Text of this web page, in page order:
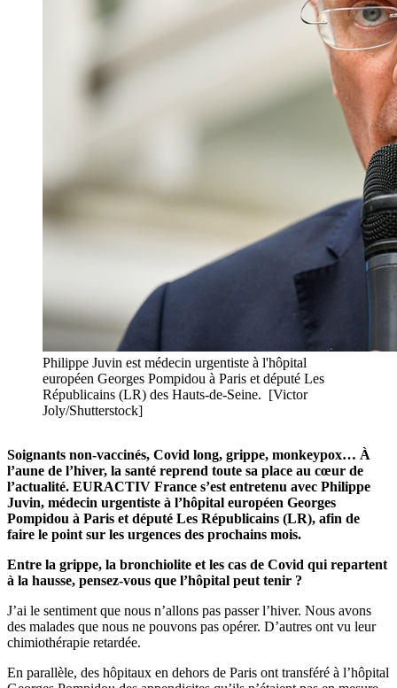
Philippe Juvin est médecin urgentiste à l'hôpital
européen Georges Pompidou à Paris et député Les
Républicains (LR) des Hauts-de-Seine. [Victor
Joly/Shutterstock]
Soignants non-vaccinés, Covid long, grippe, monkeypox… À
l’aune de l’hiver, la santé reprend toute sa place au cœur de
l’actualité. EURACTIV France s’est entretenu avec Philippe
Juvin, médecin urgentiste à l’hôpital européen Georges
Pompidou à Paris et député Les Républicains (LR), afin de
faire le point sur les urgences des prochains mois.
Entre la grippe, la bronchiolite et les cas de Covid qui repartent
à la hausse, pensez-vous que l’hôpital peut tenir ?
J’ai le sentiment que nous n’allons pas passer l’hiver. Nous avons
des malades que nous ne pouvons pas opérer. D’autres ont vu leur
chimiothérapie retardée.
En parallèle, des hôpitaux en dehors de Paris ont transféré à l’hôpital